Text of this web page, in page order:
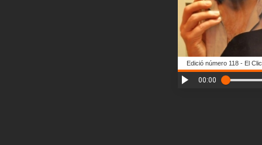
Edició número 118 - El
00:00